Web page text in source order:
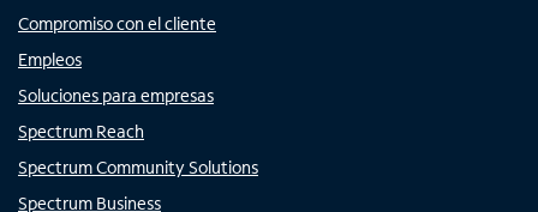
Compromiso con el cliente
Empleos
Soluciones para empresas
Spectrum Reach
Spectrum Community Solutions
Spectrum Business